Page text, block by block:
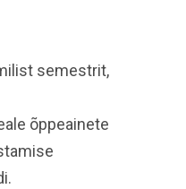
semestrit,
õppeainete